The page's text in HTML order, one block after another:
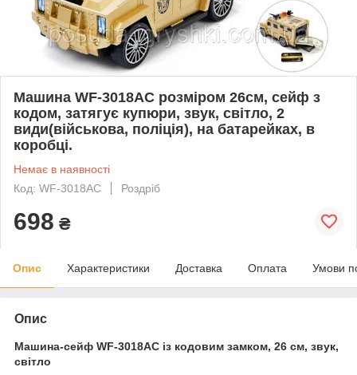
Машина WF-3018AC розміром 26см, сейф з
кодом, затягує купюри, звук, світло, 2
види(військова, поліція), на батарейках, в
коробці.
Немає в наявності
Код: WF-3018AC
Роздріб
698 ₴
Опис Характеристики Доставка Оплата Умови
Опис
Машина-сейф WF-3018AC із кодовим замком, 26 см, звук,
світло